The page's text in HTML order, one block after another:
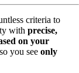
criteria to
with precise,
on your
you see only